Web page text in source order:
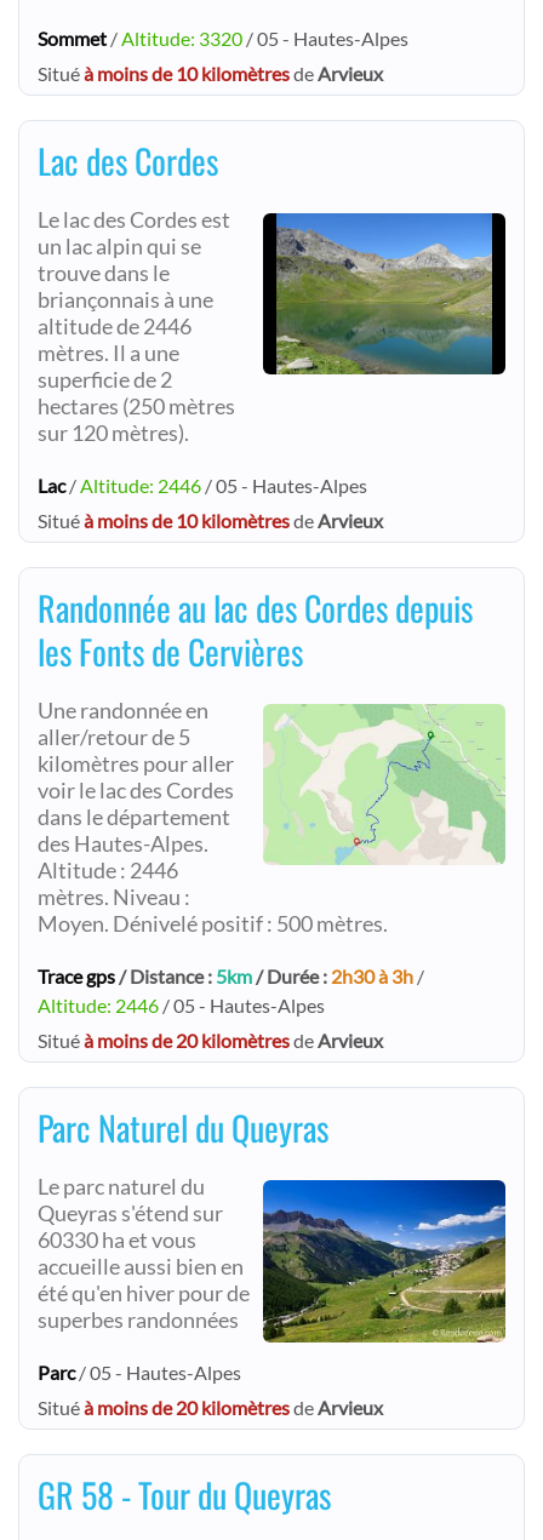
Sommet /Altitude: 3320 / 05 - Hautes-Alpes
Situéà moins de 10 kilomètresdeArvieux
Lac des Cordes
Le lac des Cordes est
un lac alpin qui se
trouve dans le
briançonnais à une
altitude de 2446
mètres. Il a une
superficie de 2
hectares (250 mètres
sur 120 mètres).
Lac/Altitude: 2446 / 05 - Hautes-Alpes
Situéà moins de 10 kilomètresdeArvieux
Randonnée au lac des Cordes depuis
les Fonts de Cervières
Une randonnée en
aller/retour de 5
kilomètres pour aller
voir le lac des Cordes
dans le département
des Hautes-Alpes.
Altitude : 2446
mètres. Niveau :
Moyen. Dénivelé positif : 500 mètres.
Trace gps/ Distance : 5km/ Durée : 2h30 à 3h /
Altitude: 2446 / 05 - Hautes-Alpes
Situéà moins de 20 kilomètresdeArvieux
Parc Naturel du Queyras
Le parc naturel du
Queyras s'étend sur
60330 ha et vous
accueille aussi bien en
été qu'en hiver pour de
superbes randonnées
Parc/ 05 - Hautes-Alpes
Situéà moins de 20 kilomètresdeArvieux
GR 58 - Tour du Queyras